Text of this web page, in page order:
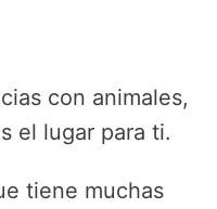
con animales,
el lugar para ti.
tiene muchas